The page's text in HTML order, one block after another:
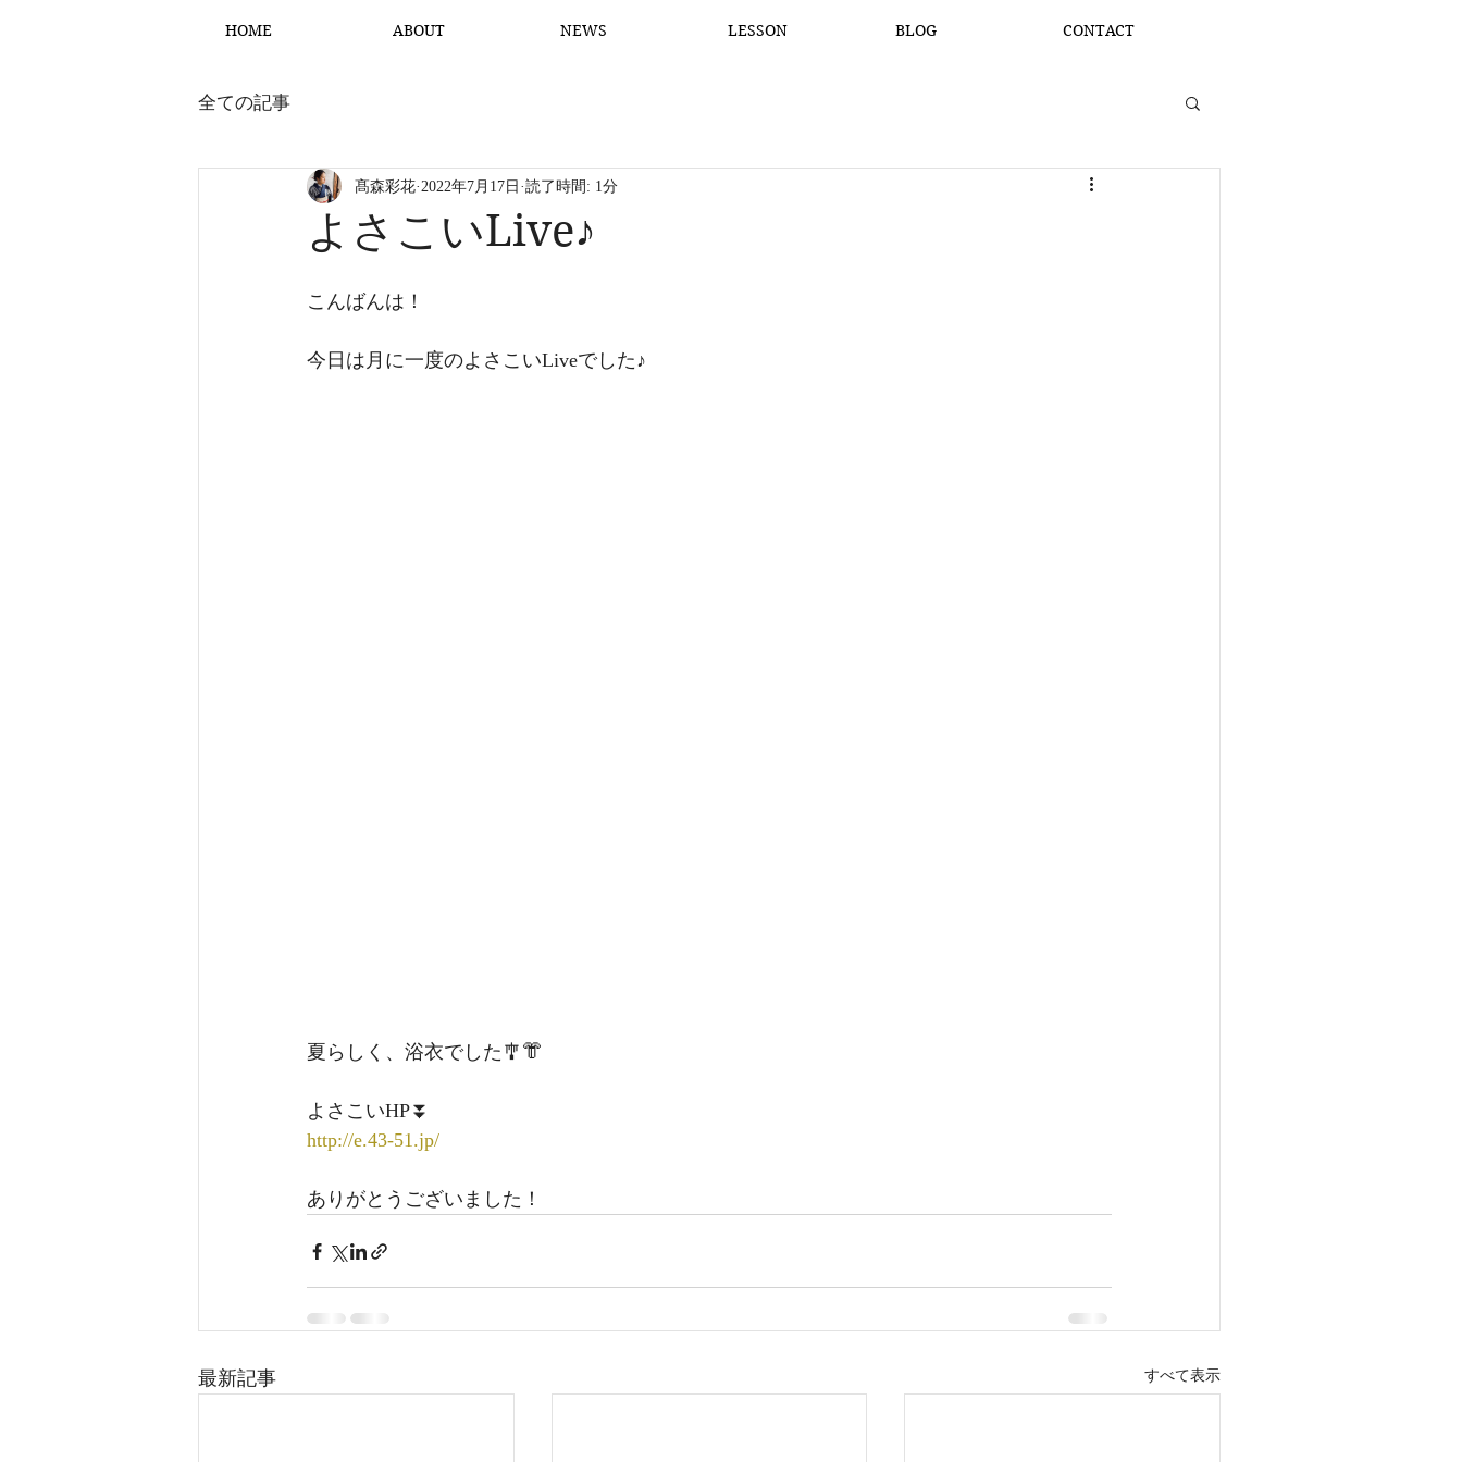
HOME ABOUT NEWS LESSON BLOG CONTACT
全ての記事
よさこいLive♪
髙森彩花 2022年7月17日 読了時間: 1分
こんばんは！
今日は月に一度のよさこいLiveでした♪
夏らしく、浴衣でした🎐👘
よさこいHP⏬
http://e.43-51.jp/
ありがとうございました！
最新記事 すべて表示